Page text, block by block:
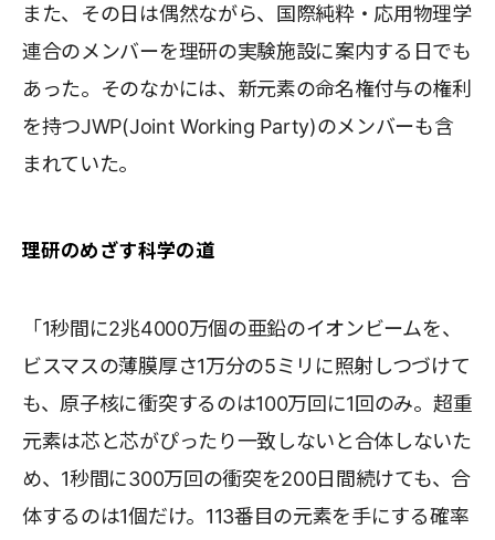
また、その日は偶然ながら、国際純粋・応用物理学
連合のメンバーを理研の実験施設に案内する日でも
あった。そのなかには、新元素の命名権付与の権利
を持つJWP(Joint Working Party)のメンバーも含
まれていた。
理研のめざす科学の道
「1秒間に2兆4000万個の亜鉛のイオンビームを、
ビスマスの薄膜厚さ1万分の5ミリに照射しつづけて
も、原子核に衝突するのは100万回に1回のみ。超重
元素は芯と芯がぴったり一致しないと合体しないた
め、1秒間に300万回の衝突を200日間続けても、合
体するのは1個だけ。113番目の元素を手にする確率